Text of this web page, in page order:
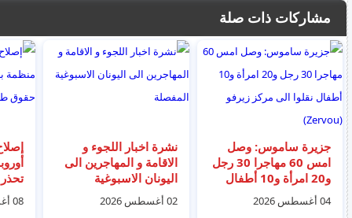
مشاركات ذات صلة
جزيرة ساموس: وصل
امس 60 مهاجرا 30 رجل
و20 امرأة و10 أطفال
(Zervou)
04 أغسطس 2026
نشرة اخبار اللجوء و
الاقامة و المهاجرين الى
اليونان الاسبوغية
المفصلة02 أغسطس 2026 08 أغسطس 2026